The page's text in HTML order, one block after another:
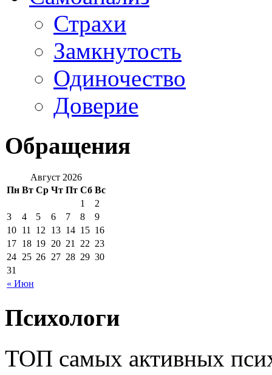
Страхи
Замкнутость
Одиночество
Доверие
Обращения
Август 2026
Пн Вт Ср Чт Пт Сб Вс
« Июн
1
2
3
4 5 6 7 8
9
10 11 12 13 14 15 16
17 18 19 20 21 22 23
24 25 26 27 28 29 30
31
Психологи
ТОП самых активных